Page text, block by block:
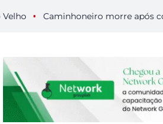
Caminhoneiro morre após colisão